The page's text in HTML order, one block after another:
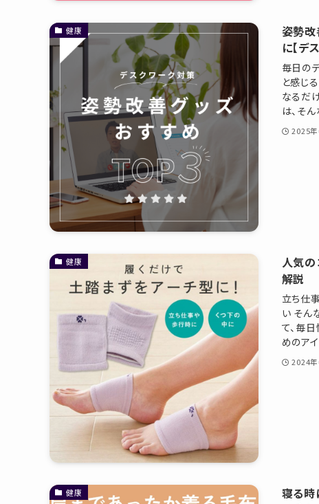
健康
姿勢改
に【デ
毎日の
と感じ
なるだ
は、そ
2025
健康
人気
解説
立ち仕
い そん
て、毎
めのア
2024
健康
寝る時